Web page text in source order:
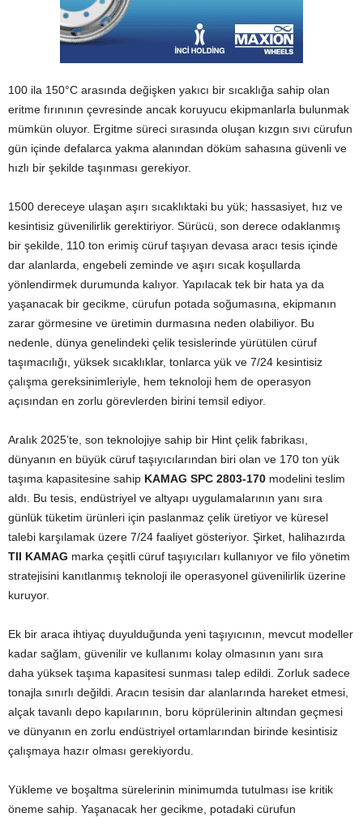
100 ila 150°C arasında değişken yakıcı bir sıcaklığa sahip olan
eritme fırınının çevresinde ancak koruyucu ekipmanlarla bulunmak
mümkün oluyor. Ergitme süreci sırasında oluşan kızgın sıvı cürufun
gün içinde defalarca yakma alanından döküm sahasına güvenli ve
hızlı bir şekilde taşınması gerekiyor.
1500 dereceye ulaşan aşırı sıcaklıktaki bu yük; hassasiyet, hız ve
kesintisiz güvenilirlik gerektiriyor. Sürücü, son derece odaklanmış
bir şekilde, 110 ton erimiş cüruf taşıyan devasa aracı tesis içinde
dar alanlarda, engebeli zeminde ve aşırı sıcak koşullarda
yönlendirmek durumunda kalıyor. Yapılacak tek bir hata ya da
yaşanacak bir gecikme, cürufun potada soğumasına, ekipmanın
zarar görmesine ve üretimin durmasına neden olabiliyor. Bu
nedenle, dünya genelindeki çelik tesislerinde yürütülen cüruf
taşımacılığı, yüksek sıcaklıklar, tonlarca yük ve 7/24 kesintisiz
çalışma gereksinimleriyle, hem teknoloji hem de operasyon
açısından en zorlu görevlerden birini temsil ediyor.
Aralık 2025’te, son teknolojiye sahip bir Hint çelik fabrikası,
dünyanın en büyük cüruf taşıyıcılarından biri olan ve 170 ton yük
taşıma kapasitesine sahip KAMAG SPC 2803-170 modelini teslim
aldı. Bu tesis, endüstriyel ve altyapı uygulamalarının yanı sıra
günlük tüketim ürünleri için paslanmaz çelik üretiyor ve küresel
talebi karşılamak üzere 7/24 faaliyet gösteriyor. Şirket, halihazırda
TII KAMAG marka çeşitli cüruf taşıyıcıları kullanıyor ve filo yönetim
stratejisini kanıtlanmış teknoloji ile operasyonel güvenilirlik üzerine
kuruyor.
Ek bir araca ihtiyaç duyulduğunda yeni taşıyıcının, mevcut modeller
kadar sağlam, güvenilir ve kullanımı kolay olmasının yanı sıra
daha yüksek taşıma kapasitesi sunması talep edildi. Zorluk sadece
tonajla sınırlı değildi. Aracın tesisin dar alanlarında hareket etmesi,
alçak tavanlı depo kapılarının, boru köprülerinin altından geçmesi
ve dünyanın en zorlu endüstriyel ortamlarından birinde kesintisiz
çalışmaya hazır olması gerekiyordu.
Yükleme ve boşaltma sürelerinin minimumda tutulması ise kritik
öneme sahip. Yaşanacak her gecikme, potadaki cürufun